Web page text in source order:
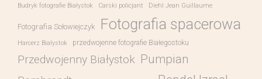
Budryk fotografie Białystok Carski policjant Diehl Jean Guillaume
Fotografia Sołowiejczyk Fotografia spacerowa
Harcerz Białystok przedwojenne fotografie Białegostoku
Przedwojenny Białystok Pumpian